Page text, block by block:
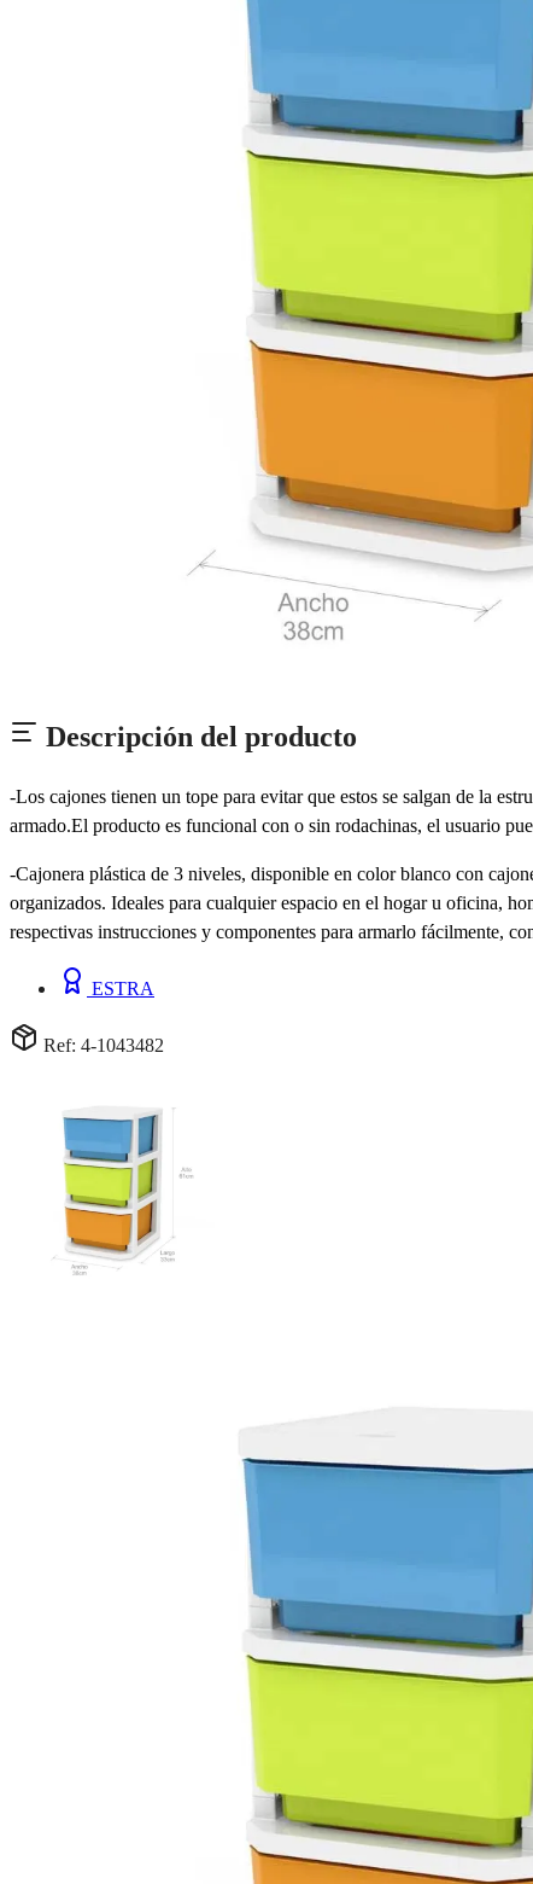
Descripción del producto
-Los cajones tienen un tope para evitar que estos se salgan de la
armado.El producto es funcional con o sin rodachinas, el usuario
-Cajonera plástica de 3 niveles, disponible en color blanco con
organizados. Ideales para cualquier espacio en el hogar u oficina,
respectivas instrucciones y componentes para armarlo fácilmente,
ESTRA
Ref: 4-1043482